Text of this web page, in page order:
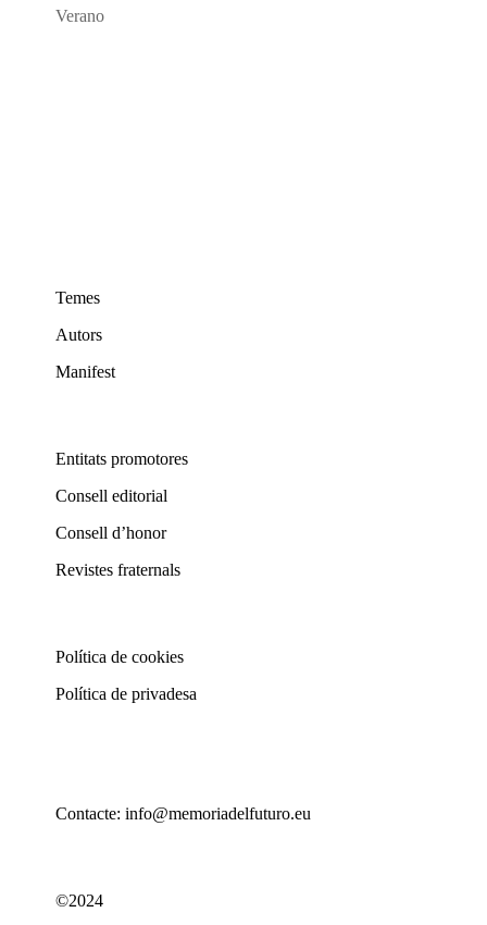
Verano
Temes
Autors
Manifest
Entitats promotores
Consell editorial
Consell d’honor
Revistes fraternals
Política de cookies
Política de privadesa
Contacte: info@memoriadelfuturo.eu
©2024